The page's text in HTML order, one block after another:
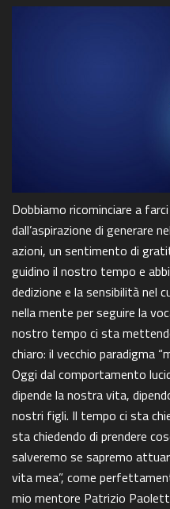
Dobbiamo ricominciare a
dall’aspirazione di generare
azioni, un sentimento di
guidino il nostro tempo e
dedizione e la sensibilità nel
nella mente per seguire la
nostro tempo ci sta
chiaro: il vecchio paradigma
Oggi dal comportamento
dipende la nostra vita,
nostri figli. Il tempo ci sta
sta chiedendo di prendere
salveremo se sapremo
vita mea”, come
mio mentore Patrizio